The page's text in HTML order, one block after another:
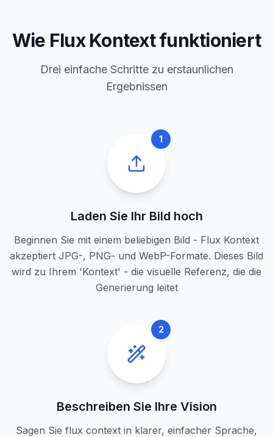
Wie Flux Kontext funktioniert
Drei einfache Schritte zu erstaunlichen
Ergebnissen
1
Laden Sie Ihr Bild hoch
Beginnen Sie mit einem beliebigen Bild - Flux Kontext
akzeptiert JPG-, PNG- und WebP-Formate. Dieses Bild
wird zu Ihrem 'Kontext' - die visuelle Referenz, die die
Generierung leitet
2
Beschreiben Sie Ihre Vision
Sagen Sie flux context in klarer, einfacher Sprache,